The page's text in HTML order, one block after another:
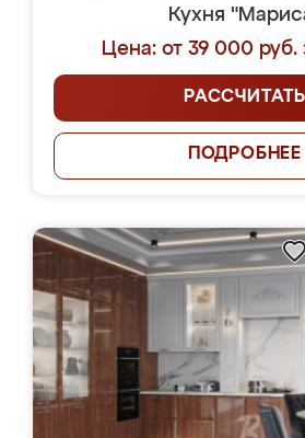
Кухня
Цена: от 39 000 руб.
РАССЧИТАТЬ
ПОДРОБНЕЕ